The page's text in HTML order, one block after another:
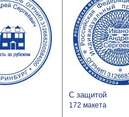
С защитой
172 макета